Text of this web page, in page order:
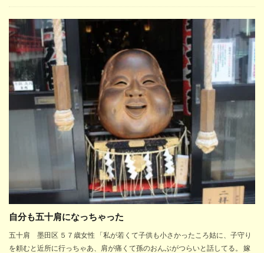
自分も五十肩になっちゃった
五十肩 墨田区 ５７歳女性 「私が若くて子供も小さかったころ姑に、子守り
を頼むと近所に行っちゃあ、肩が痛くて孫のおんぶがつらいと話してる。 嫁